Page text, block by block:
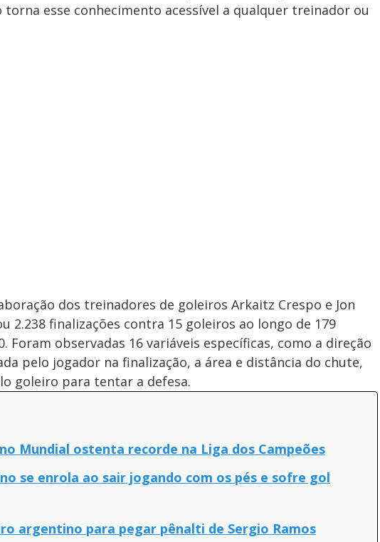
esse conhecimento acessível a qualquer treinador ou
dos treinadores de goleiros Arkaitz Crespo e Jon
2.238 finalizações contra 15 goleiros ao longo de 179
Foram observadas 16 variáveis específicas, como a direção
pelo jogador na finalização, a área e distância do chute,
goleiro para tentar a defesa.
Mundial ostenta recorde na Liga dos Campeões
se enrola ao sair jogando com os pés e sofre gol
argentino para pegar pênalti de Sergio Ramos